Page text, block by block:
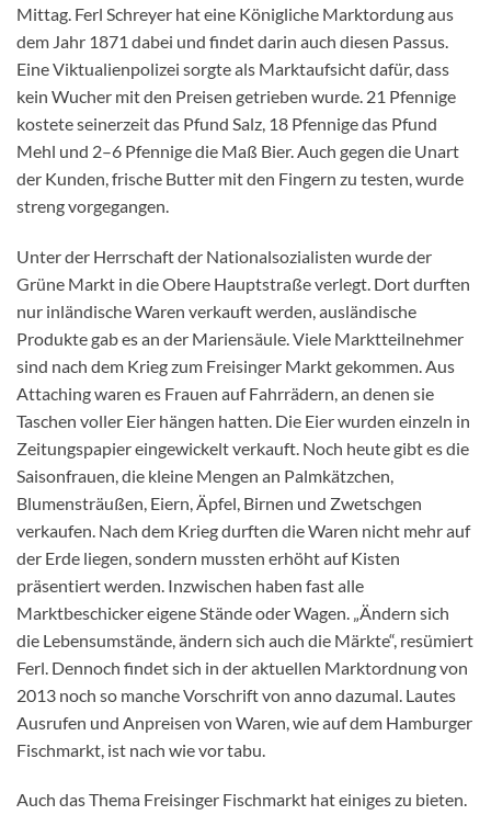
Mittag. Ferl Schreyer hat eine Königliche Marktordung aus
dem Jahr 1871 dabei und findet darin auch diesen Passus.
Eine Viktualienpolizei sorgte als Marktaufsicht dafür, dass
kein Wucher mit den Preisen getrieben wurde. 21 Pfennige
kostete seinerzeit das Pfund Salz, 18 Pfennige das Pfund
Mehl und 2–6 Pfennige die Maß Bier. Auch gegen die Unart
der Kunden, frische Butter mit den Fingern zu testen, wurde
streng vorgegangen.
Unter der Herrschaft der Nationalsozialisten wurde der
Grüne Markt in die Obere Hauptstraße verlegt. Dort durften
nur inländische Waren verkauft werden, ausländische
Produkte gab es an der Mariensäule. Viele Marktteilnehmer
sind nach dem Krieg zum Freisinger Markt gekommen. Aus
Attaching waren es Frauen auf Fahrrädern, an denen sie
Taschen voller Eier hängen hatten. Die Eier wurden einzeln in
Zeitungspapier eingewickelt verkauft. Noch heute gibt es die
Saisonfrauen, die kleine Mengen an Palmkätzchen,
Blumensträußen, Eiern, Äpfel, Birnen und Zwetschgen
verkaufen. Nach dem Krieg durften die Waren nicht mehr auf
der Erde liegen, sondern mussten erhöht auf Kisten
präsentiert werden. Inzwischen haben fast alle
Marktbeschicker eigene Stände oder Wagen. „Ändern sich
die Lebensumstände, ändern sich auch die Märkte“, resümiert
Ferl. Dennoch findet sich in der aktuellen Marktordnung von
2013 noch so manche Vorschrift von anno dazumal. Lautes
Ausrufen und Anpreisen von Waren, wie auf dem Hamburger
Fischmarkt, ist nach wie vor tabu.
Auch das Thema Freisinger Fischmarkt hat einiges zu bieten.